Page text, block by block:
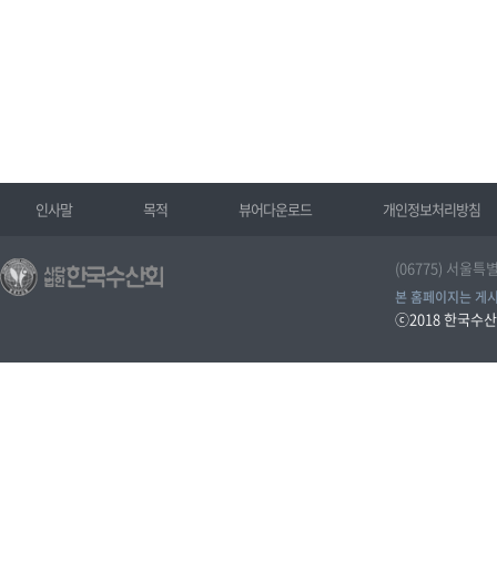
인사말 목적 뷰어다운로드 개인정보처리방침
(06775) 서울특
본 홈페이지는 게
ⓒ2018한국수